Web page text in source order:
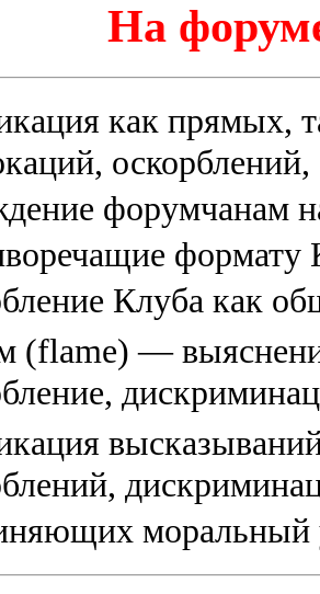
На
как прямых,
форумчанам
формату
Клуба как
(flame) —
моральный